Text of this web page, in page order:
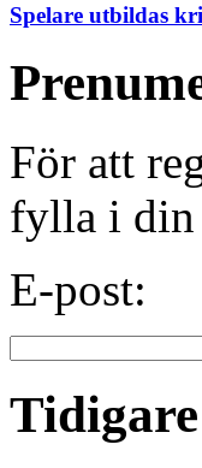
Spelare utbildas
För att
fylla i din
E-post: